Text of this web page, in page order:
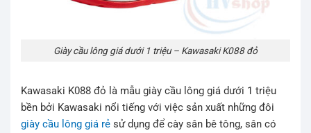
Giày cầu lông giá dưới 1 triệu – Kawasaki K088 đỏ
Kawasaki K088 đỏ là mẫu giày cầu lông giá dưới 1 triệu
bền bởi Kawasaki nổi tiếng với việc sản xuất những đôi
giày cầu lông giá rẻ sử dụng để cày sân bê tông, sân có